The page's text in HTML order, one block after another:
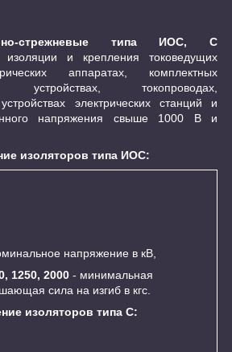
стрежневые типа ИОС, С
изоляции и крепления токоведущих
аппаратах, комплектных
устройствах, токопроводах,
электрических станций и
напряжения свыше 1000 В и
изоляторов типа ИОС:
напряжение в кВ,
1250, 2000 - минимальная
сила на изгиб в кгс.
изоляторов типа С: